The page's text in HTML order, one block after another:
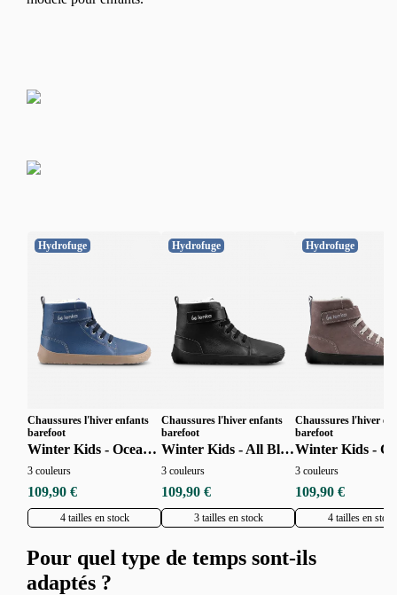
Changer de région
Choisissez la langue
Modifier
Hydrofuge
Chaussures l'hiver enfants
barefoot
Winter Kids - Ocean Blue
3 couleurs
109,90 €
4 tailles en stock
Hydrofuge
Chaussures l'hiver enfants
barefoot
Winter Kids - All Black
3 couleurs
109,90 €
3 tailles en stock
Hydrofuge
Chaussures l'hiver
barefoot
3 couleurs
109,90 €
4 tailles en stock
Pour quel type de temps sont-ils
adaptés ?